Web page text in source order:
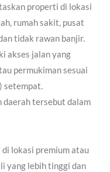
properti di lokasi
rumah sakit, pusat
tidak rawan banjir.
akses jalan yang
permukiman sesuai
setempat.
daerah tersebut dalam
lokasi premium atau
yang lebih tinggi dan